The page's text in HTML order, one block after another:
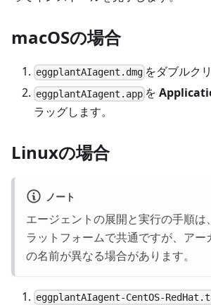
macOSの場合
eggplantAIagent.dmg をダブルク
eggplantAIagent.app を
ラッグします。
Linuxの場合
ノート
エージェントの展開と実行の手順
ラットフォームで共通ですが、アー
の名前が異なる場合があります。
eggplantAIagent-CentOS-